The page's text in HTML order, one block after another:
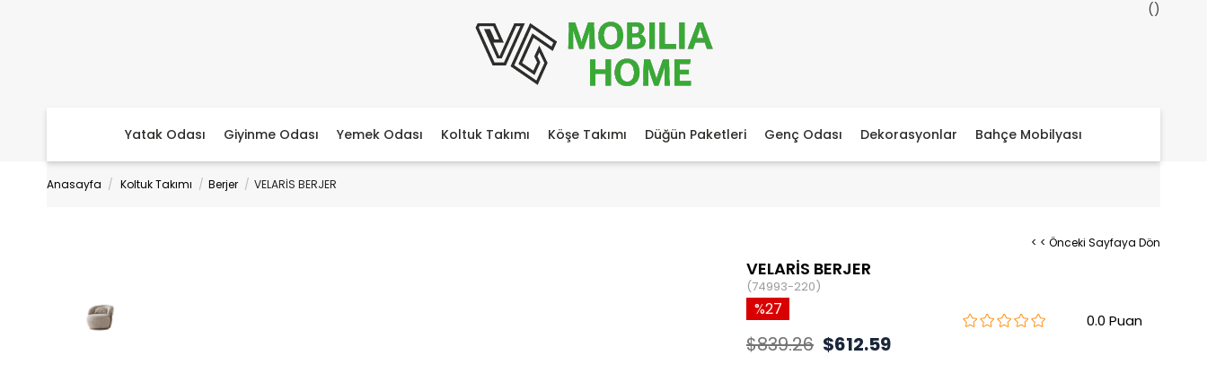
Yatak Odası Giyinme Odası Yemek Odası Koltuk Takımı Köşe Takımı Düğün Paketleri Genç Odası Dekorasyonlar Bahçe Mobilyası
Anasayfa Koltuk Takımı Berjer VELARİS BERJER
< < Önceki Sayfaya Dön
VELARİS BERJER
(74993-220)
0.0
27
$839.26 $612.59